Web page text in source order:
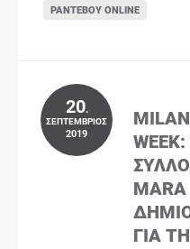
ΡΑΝΤΕΒΟΎ ONLINE
20.
ΣΕΠΤΈΜΒΡΙΟΣ
2019
MARA
ΓΙΑ